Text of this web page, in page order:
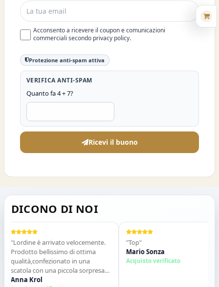
Acconsento a ricevere il coupon e comunicazioni
commerciali secondo privacy policy.
Protezione anti-spam attiva
VERIFICA ANTI-SPAM
Quanto fa 4 + 7?
Ricevi il buono
DICONO DI NOI
"Lordine è arrivato velocemente.
Prodotto bellissimo di ottima
qualità,confezionato in una
scatola con una piccola sorpresa
allinterno. Tutto perfetto. Lo
Anna Krol
"Top"
Mario Sonza
Acquisto verificato